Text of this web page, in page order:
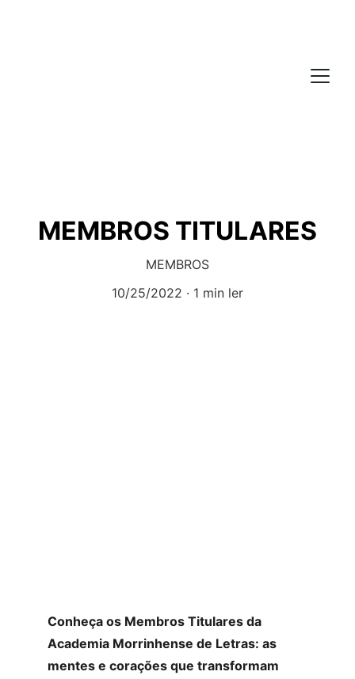
MEMBROS TITULARES
MEMBROS
10/25/2022
1 min ler
Conheça os Membros Titulares da
Academia Morrinhense de Letras: as
mentes e corações que transformam